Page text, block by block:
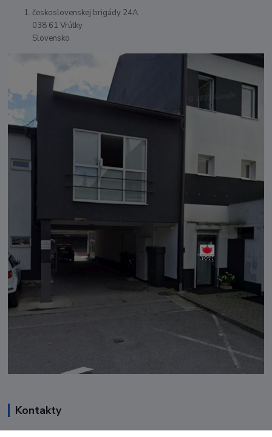
československej brigády 24A
038 61 Vrútky
Slovensko
Kontakty